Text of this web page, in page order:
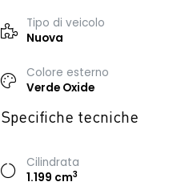
Tipo di veicolo
Nuova
Colore esterno
Verde Oxide
Specifiche tecniche
Cilindrata
1.199 cm3